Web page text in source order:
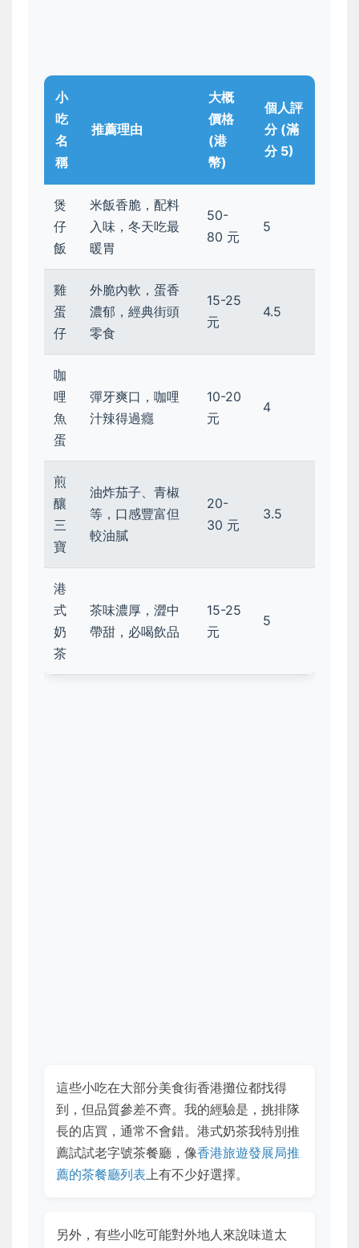
小
吃
名
稱
推薦理由
大概
價格
(港
幣)
個人評
分 (滿
分 5)
煲
仔
飯
米飯香脆，配料
入味，冬天吃最
暖胃
50-
80 元
5
雞
蛋
仔
外脆內軟，蛋香
濃郁，經典街頭
零食
15-25
元
4.5
咖
哩
魚
蛋
彈牙爽口，咖哩
汁辣得過癮
10-20
元
4
煎
釀
三
寶
油炸茄子、青椒
等，口感豐富但
較油膩
20-
30 元
3.5
港
式
奶
茶
茶味濃厚，澀中
帶甜，必喝飲品
15-25
元
5
這些小吃在大部分美食街香港攤位都找得
到，但品質參差不齊。我的經驗是，挑排隊
長的店買，通常不會錯。港式奶茶我特別推
薦試試老字號茶餐廳，像香港旅遊發展局推
薦的茶餐廳列表上有不少好選擇。
另外，有些小吃可能對外地人來說味道太